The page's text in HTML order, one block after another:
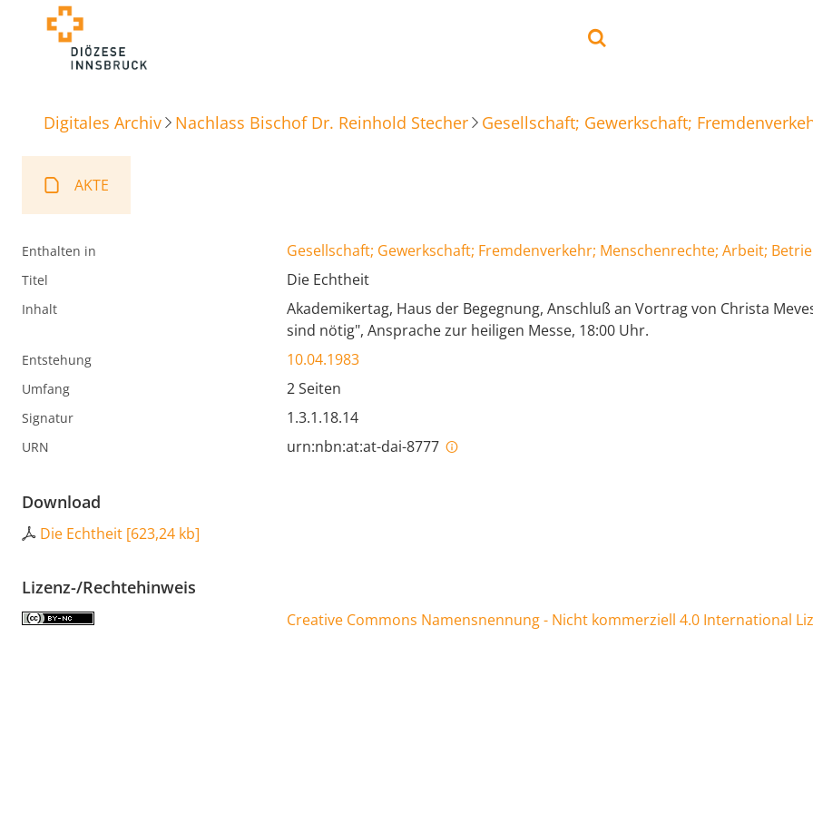
Digitales Archiv Nachlass Bischof Dr. Reinhold Stecher Gesellschaft; Gewerkschaft;
AKTE
Enthalten in Gesellschaft; Gewerkschaft; Fremdenverkehr; Menschenrechte; Arbeit;
Titel Die Echtheit
Inhalt
Akademikertag, Haus der Begegnung, Anschluß an Vortrag von Christa
sind nötig", Ansprache zur heiligen Messe, 18:00 Uhr.
Entstehung 10.04.1983
Umfang 2 Seiten
Signatur 1.3.1.18.14
URN urn:nbn:at:at-dai-8777
Download
Die Echtheit [623,24 kb]
Lizenz-/Rechtehinweis
Creative Commons Namensnennung - Nicht kommerziell 4.0 International